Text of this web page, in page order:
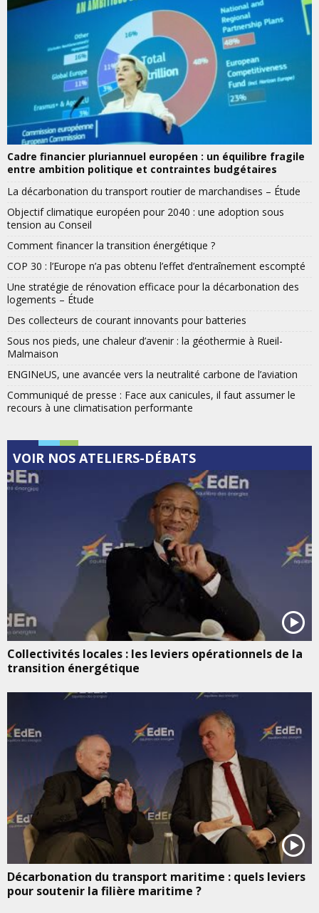
Cadre financier pluriannuel européen : un équilibre fragile
entre ambition politique et contraintes budgétaires
La décarbonation du transport routier de marchandises – Étude
Objectif climatique européen pour 2040 : une adoption sous
tension au Conseil
Comment financer la transition énergétique ?
COP 30 : l’Europe n’a pas obtenu l’effet d’entraînement escompté
Une stratégie de rénovation efficace pour la décarbonation des
logements – Étude
Des collecteurs de courant innovants pour batteries
Sous nos pieds, une chaleur d’avenir : la géothermie à Rueil-
Malmaison
ENGINeUS, une avancée vers la neutralité carbone de l’aviation
Communiqué de presse : Face aux canicules, il faut assumer le
recours à une climatisation performante
VOIR NOS ATELIERS-DÉBATS
Collectivités locales : les leviers opérationnels de la
transition énergétique
Décarbonation du transport maritime : quels leviers
pour soutenir la filière maritime ?